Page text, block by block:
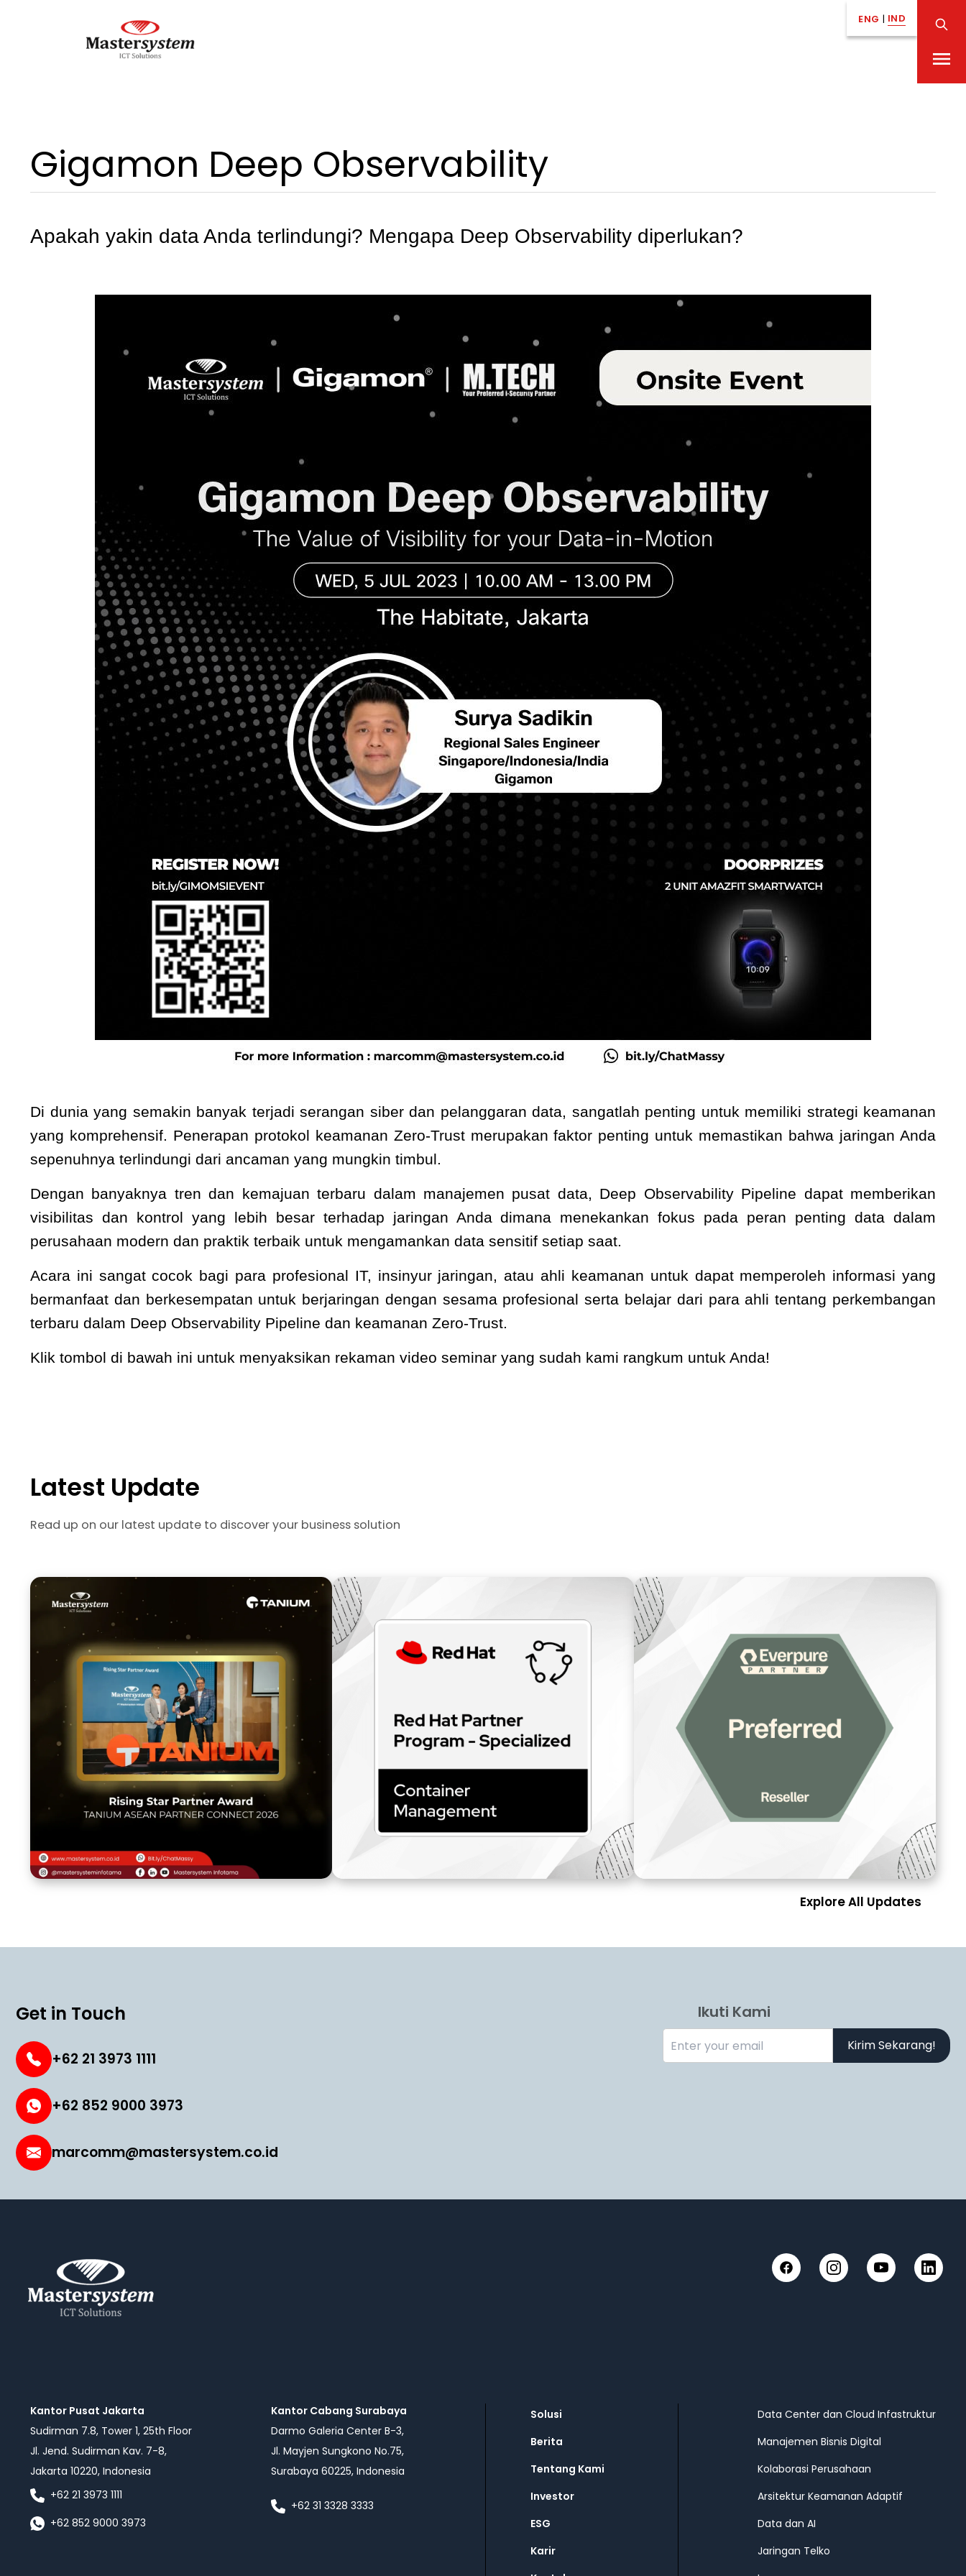
ENG | IND
Gigamon Deep Observability
Apakah yakin data Anda terlindungi? Mengapa Deep Observability diperlukan?
Di dunia yang semakin banyak terjadi serangan siber dan pelanggaran data, sangatlah penting untuk memiliki strategi keamanan
yang komprehensif. Penerapan protokol keamanan Zero-Trust merupakan faktor penting untuk memastikan bahwa jaringan Anda
sepenuhnya terlindungi dari ancaman yang mungkin timbul.
Dengan banyaknya tren dan kemajuan terbaru dalam manajemen pusat data, Deep Observability Pipeline dapat memberikan
visibilitas dan kontrol yang lebih besar terhadap jaringan Anda dimana menekankan fokus pada peran penting data dalam
perusahaan modern dan praktik terbaik untuk mengamankan data sensitif setiap saat.
Acara ini sangat cocok bagi para profesional IT, insinyur jaringan, atau ahli keamanan untuk dapat memperoleh informasi yang
bermanfaat dan berkesempatan untuk berjaringan dengan sesama profesional serta belajar dari para ahli tentang perkembangan
terbaru dalam Deep Observability Pipeline dan keamanan Zero-Trust.
Klik tombol di bawah ini untuk menyaksikan rekaman video seminar yang sudah kami rangkum untuk Anda!
Latest Update
Read up on our latest update to discover your business solution
Explore All Updates
Get in Touch
+62 21 3973 1111
+62 852 9000 3973
marcomm@mastersystem.co.id
Ikuti Kami
Kirim Sekarang!
FacebookInstagramYouTubeLinkedIn
Kantor Pusat Jakarta
Sudirman 7.8, Tower 1, 25th Floor
Jl. Jend. Sudirman Kav. 7-8,
Jakarta 10220, Indonesia
+62 21 3973 1111
+62 852 9000 3973
Kantor Cabang Surabaya
Darmo Galeria Center B-3,
Jl. Mayjen Sungkono No.75,
Surabaya 60225, Indonesia
+62 31 3328 3333
Solusi
Berita
Tentang Kami
Investor
ESG
Karir
Data Center dan Cloud Infastruktur
Manajemen Bisnis Digital
Kolaborasi Perusahaan
Arsitektur Keamanan Adaptif
Data dan AI
Jaringan Telko